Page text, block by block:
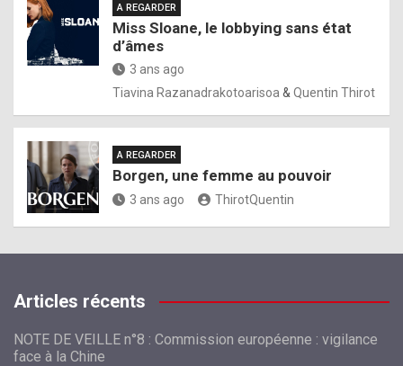
A REGARDER
Miss Sloane, le lobbying sans état
d’âmes
3 ans ago
Tiavina Razanadrakotoarisoa & Quentin Thirot
A REGARDER
Borgen, une femme au pouvoir
3 ans ago ThirotQuentin
Articles récents
NOTE DE VEILLE n°8 : Commission européenne : vigilance
face à la Chine